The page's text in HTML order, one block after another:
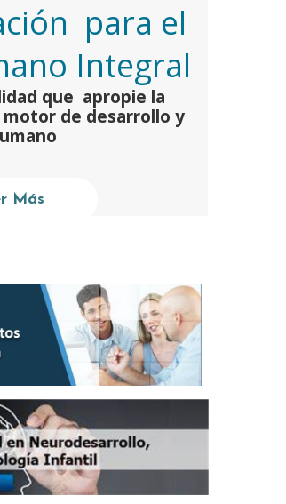
para el
Integral
que apropie la
de desarrollo y
Más